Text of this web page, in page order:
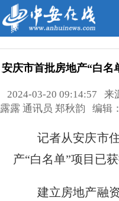
安庆市首批房地产“白名
2024-03-20 09:14:57
露露 通讯员 郑秋韵 编辑
记者从安庆市住
产“白名单”项目已获
建立房地产融资